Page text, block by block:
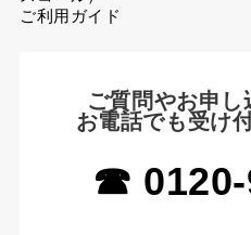
ご利用ガイド
ご質問やお申し
お電話でも受け
☎︎ 0120-